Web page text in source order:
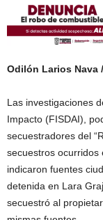
Odilón Larios Nava
Las investigaciones
Impacto (FISDAI),
secuestradores del
secuestros ocurridos
indicaron fuentes
detenida en Lara
secuestró al